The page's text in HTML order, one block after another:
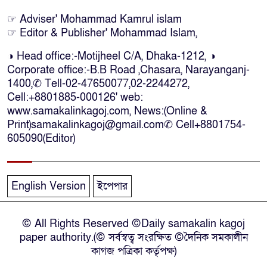
কক্সবাজারে কোস্টগার্ডের অভিযানে
দেশীয় মদসহ আটক-৪
দক্ষিণ আফ্রিকায় দোকানে আগুন, ৬
বাংলাদেশি নিহত
দৃষ্টিপ্রতিবন্ধী শিক্ষার্থী পাশে দাঁড়ালেন
নারায়ণগঞ্জে পুলিশ কর্মকর্তার ঝুলন্ত
মরদেহ উদ্ধার
নারায়ণগঞ্জে চরম গ্যাস সংকটে মুখ
থুবড়ে পড়েছে দেড়শ কলকারখানা
☞ Adviser' Mohammad Kamrul islam
☞ Editor & Publisher' Mohammad Islam,
◑ Head office:-Motijheel C/A, Dhaka-1212, ◑
Corporate office:-B.B Road ,Chasara, Narayanganj-
1400,✆ Tell-02-47650077,02-2244272,
Cell:+8801885-000126' web:
www.samakalinkagoj.com, News:(Online &
Print)samakalinkagoj@gmail.com✆ Cell+8801754-
605090(Editor)
English Version ইপেপার
© All Rights Reserved ©Daily samakalin kagoj
paper authority.(© সর্বস্বত্ব সংরক্ষিত ©দৈনিক সমকালীন
কাগজ পত্রিকা কর্তৃপক্ষ)